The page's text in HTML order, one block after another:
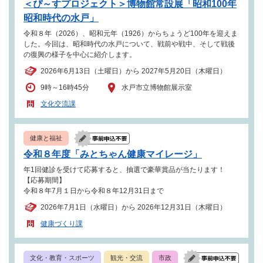
＜ぴ～すプロジェクト＞博物館常設展「昭和100年
昭和時代の水戸」
令和８年（2026）、昭和元年（1926）からちょうど100年を迎えま
した。今回は、昭和時代の水戸について、戦前や戦中、そして戦後
の復興の様子を中心に紹介します。
2026年6月13日（土曜日）から 2027年5月20日（木曜日）
9時～16時45分
水戸市立博物館展示室
文化交流課
健康と福祉
令和８年度「みとちゃん健康マイレージ」
年1回健診を受けて応募すると、抽選で豪華賞品が当たります！
【応募期間】
令和８年7月１日から令和８年12月31日まで
2026年7月1日（水曜日）から 2026年12月31日（木曜日）
健康づくり課
文化・教育・スポーツ 観光・交流 市政